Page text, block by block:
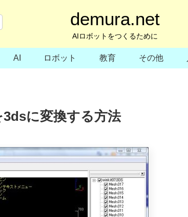
demura.net
AIロボットをつくるために
AI ロボット 教育 その他
に変換する方法